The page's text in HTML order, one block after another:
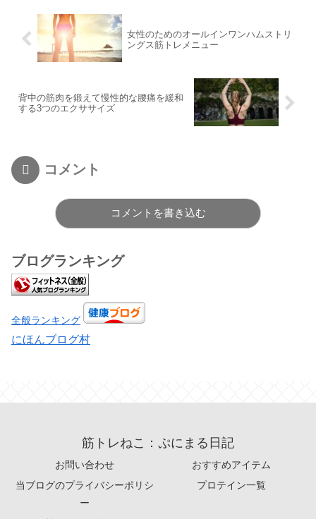
女性のためのオールインワンハムストリ
ングス筋トレメニュー
背中の筋肉を鍛えて慢性的な腰痛を緩和
する3つのエクササイズ
コメント
コメントを書き込む
ブログランキング
全般ランキング
にほんブログ村
筋トレねこ：ぷにまる日記
お問い合わせ
おすすめアイテム
当ブログのプライバシーポリシ
ー
プロテイン一覧